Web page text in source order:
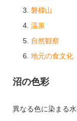
磐梯山
温泉
自然観察
地元の食文化
沼の色彩
異なる色に染まる